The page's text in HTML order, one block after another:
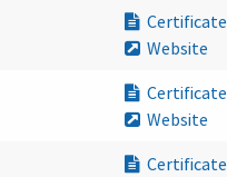
Certificate
Website
Certificate
Website
Certificate